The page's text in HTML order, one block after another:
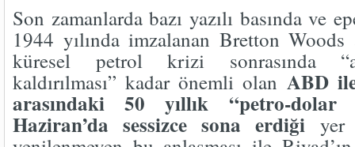
Son zamanlarda bazı yazılı basında ve
1944 yılında imzalanan Bretton Woods
küresel petrol krizi sonrasında
kaldırılması” kadar önemli olanABD
arasındaki 50 yıllık “petro-dolar
Haziran’da sessizce sona erdiğiyer